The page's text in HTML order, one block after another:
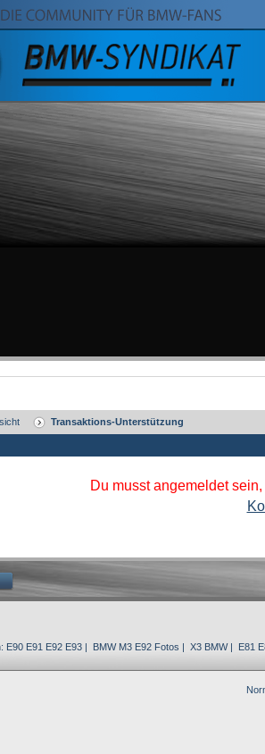
Transaktions-Unterstützung
Du musst angemeldet
E90 E91 E92 E93| BMW M3 E92Fotos | X3 BMW| E81